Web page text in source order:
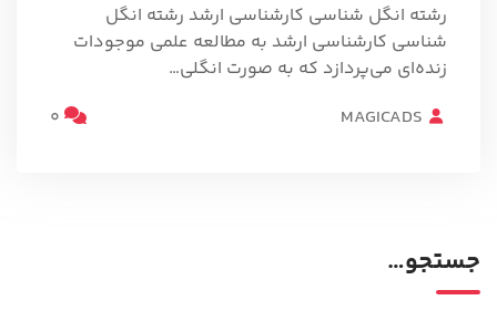
رشته انگل شناسی کارشناسی ارشد رشته انگل
شناسی کارشناسی ارشد به مطالعه علمی موجودات
زنده‌ای می‌پردازد که به صورت انگلی…
MAGICADS
جستجو…